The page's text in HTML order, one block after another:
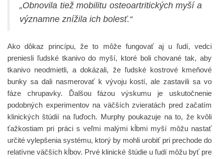
„Obnovila tiež mobilitu osteoartritických myší a
významne znížila ich bolesť.“
Ako dôkaz princípu, že to môže fungovať aj u ľudí, vedci
preniesli ľudské tkanivo do myší, ktoré boli chované tak, aby
tkanivo neodmietli, a dokázali, že ľudské kostrové kmeňové
bunky sa dali nasmerovať k vývoju kostí, ale zastavili sa vo
fáze chrupavky. Ďalšou fázou výskumu je uskutočnenie
podobných experimentov na väčších zvieratách pred začatím
klinických štúdií na ľuďoch. Murphy poukazuje na to, že kvôli
ťažkostiam pri práci s veľmi malými kĺbmi myší môžu nastať
určité vylepšenia systému, ktorý by mohli urobiť pri prechode do
relatívne väčších kĺbov. Prvé klinické štúdie u ľudí môžu byť pre